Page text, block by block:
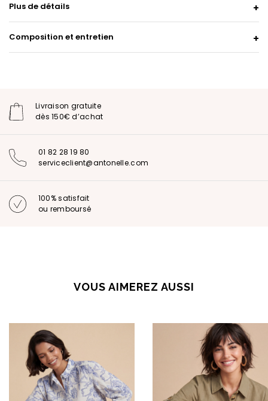
Plus de détails
Composition et entretien
Livraison gratuite
dès 150€ d’achat
01 82 28 19 80
serviceclient@antonelle.com
100% satisfait
ou remboursé
VOUS AIMEREZ AUSSI